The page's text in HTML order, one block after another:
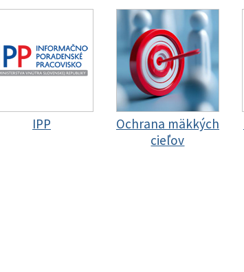
IPP
Ochrana mäkkých
cieľov